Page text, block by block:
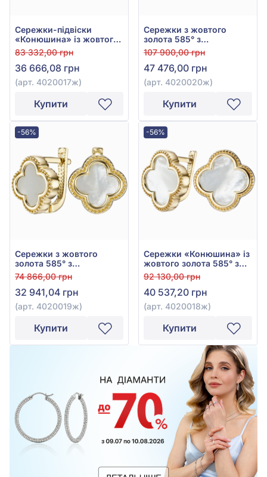
Сережки-підвіски
«Конюшина» із жовтого
золота 585° з Чорним
Оніксом, арт. 4020017ж
83 332,00 грн
36 666,08 грн
(арт. 4020017ж)
Купити
Сережки з жовтого
золота 585° з
перламутром, арт.
4020020ж
107 900,00 грн
47 476,00 грн
(арт. 4020020ж)
Купити
-56%
Сережки з жовтого
золота 585° з
перламутром, арт.
4020019ж
74 866,00 грн
32 941,04 грн
(арт. 4020019ж)
Купити
-56%
Сережки «Конюшина» із
жовтого золота 585° з
перламутром, арт.
4020018ж
92 130,00 грн
40 537,20 грн
(арт. 4020018ж)
Купити